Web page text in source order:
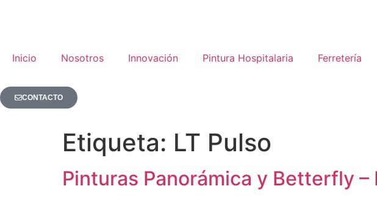
Inicio Nosotros Innovación Pintura Hospitalaria Ferretería
CONTACTO
Etiqueta: LT Pulso
Pinturas Panorámica y Betterfly –